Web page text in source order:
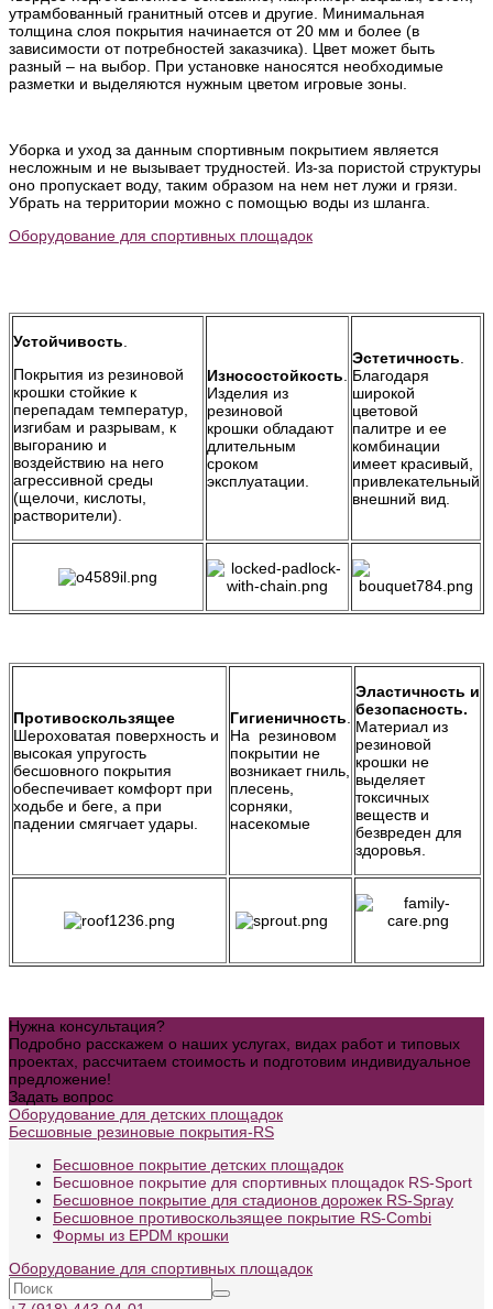
утрамбованный гранитный отсев и другие. Минимальная
толщина слоя покрытия начинается от 20 мм и более (в
зависимости от потребностей заказчика). Цвет может быть
разный – на выбор. При установке наносятся необходимые
разметки и выделяются нужным цветом игровые зоны.
Уборка и уход за данным спортивным покрытием является
несложным и не вызывает трудностей. Из-за пористой структуры
оно пропускает воду, таким образом на нем нет лужи и грязи.
Убрать на территории можно с помощью воды из шланга.
Оборудование для спортивных площадок
Устойчивость.
Покрытия из резиновой
крошки стойкие к
перепадам температур,
изгибам и разрывам, к
выгоранию и
воздействию на него
агрессивной среды
(щелочи, кислоты,
растворители).
Износостойкость.
Изделия из
резиновой
крошки обладают
длительным
сроком
эксплуатации.
Эстетичность.
Благодаря
широкой
цветовой
палитре и ее
комбинации
имеет красивый,
привлекательный
внешний вид.
Противоскользящее
Шероховатая поверхность и
высокая упругость
бесшовного покрытия
обеспечивает комфорт при
ходьбе и беге, а при
падении смягчает удары.
Гигиеничность.
На резиновом
покрытии не
возникает гниль,
плесень,
сорняки,
насекомые
Эластичность и
безопасность.
Материал из
резиновой
крошки не
выделяет
токсичных
веществ и
безвреден для
здоровья.
Нужна консультация?
Подробно расскажем о наших услугах, видах работ и типовых
проектах, рассчитаем стоимость и подготовим индивидуальное
предложение!
Задать вопрос
Оборудование для детских площадок
Бесшовные резиновые покрытия-RS
Бесшовное покрытие детских площадок
Бесшовное покрытие для спортивных площадок RS-Sport
Бесшовное покрытие для стадионов дорожек RS-Spray
Бесшовное противоскользящее покрытие RS-Combi
Формы из EPDM крошки
Оборудование для спортивных площадок